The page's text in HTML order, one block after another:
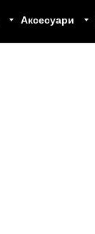
Аксесуари